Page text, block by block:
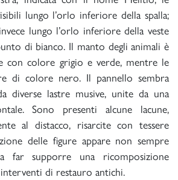
lungo l’orlo inferiore della spalla;
lungo l’orlo inferiore della veste
di bianco. Il manto degli animali è
con colore grigio e verde, mentre le
di colore nero. Il pannello sembra
diverse lastre musive, unite da una
Sono presenti alcune lacune,
al distacco, risarcite con tessere
delle figure appare non sempre
far supporre una ricomposizione
di restauro antichi.